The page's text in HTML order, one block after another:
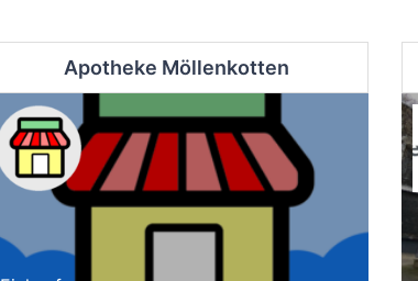
Apotheke Möllenkotten